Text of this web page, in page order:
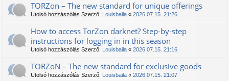
TORZon – The new standard for unique offerings
Utolsó hozzászólás Szerző: Louisbaila « 2026.07.15. 21:26
How to access TorZon darknet? Step-by-step
instructions for logging in in this season
Utolsó hozzászólás Szerző: Louisbaila « 2026.07.15. 21:16
TORZoN – The new standard for exclusive goods
Utolsó hozzászólás Szerző: Louisbaila « 2026.07.15. 21:07